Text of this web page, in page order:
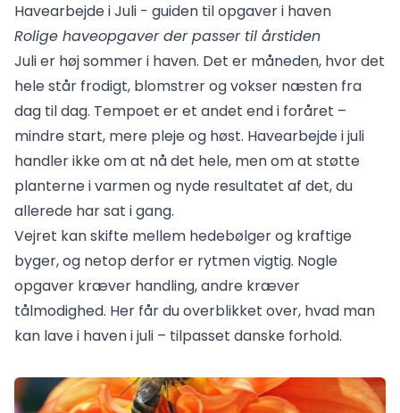
Havearbejde i Juli - guiden til opgaver i haven
Rolige haveopgaver der passer til årstiden
Juli er høj sommer i haven. Det er måneden, hvor det
hele står frodigt, blomstrer og vokser næsten fra
dag til dag. Tempoet er et andet end i foråret –
mindre start, mere pleje og høst. Havearbejde i juli
handler ikke om at nå det hele, men om at støtte
planterne i varmen og nyde resultatet af det, du
allerede har sat i gang.
Vejret kan skifte mellem hedebølger og kraftige
byger, og netop derfor er rytmen vigtig. Nogle
opgaver kræver handling, andre kræver
tålmodighed. Her får du overblikket over, hvad man
kan lave i haven i juli – tilpasset danske forhold.